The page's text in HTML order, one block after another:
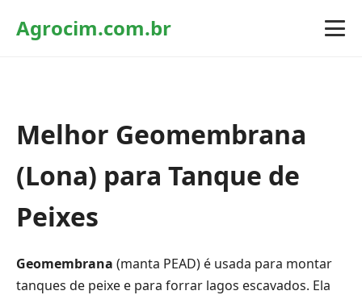
Agrocim.com.br
Melhor Geomembrana
(Lona) para Tanque de
Peixes
Geomembrana (manta PEAD) é usada para montar
tanques de peixe e para forrar lagos escavados. Ela